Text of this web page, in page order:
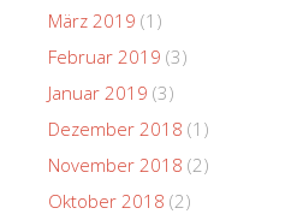
März 2019 (1)
Februar 2019 (3)
Januar 2019 (3)
Dezember 2018 (1)
November 2018 (2)
Oktober 2018 (2)